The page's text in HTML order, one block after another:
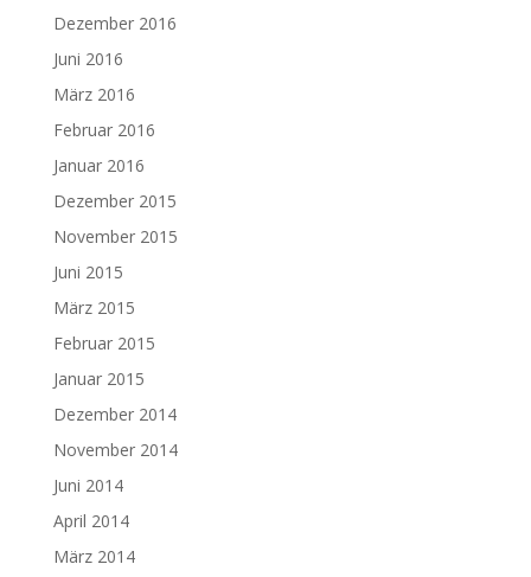
Dezember 2016
Juni 2016
März 2016
Februar 2016
Januar 2016
Dezember 2015
November 2015
Juni 2015
März 2015
Februar 2015
Januar 2015
Dezember 2014
November 2014
Juni 2014
April 2014
März 2014